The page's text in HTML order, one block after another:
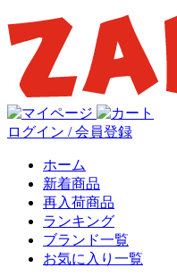
ログイン / 会員登録
ホーム
新着商品
再入荷商品
ランキング
ブランド一覧
お気に入り一覧